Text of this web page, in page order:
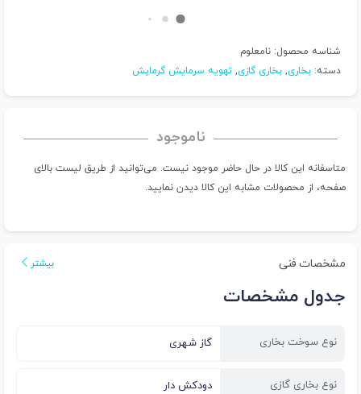
شناسه محصول: نامعلوم
دسته: بخاری, بخاری گازی, تهویه سرمایش گرمایش
ناموجود
متاسفانه این کالا در حال حاضر موجود نیست. می‌توانید از طریق لیست بالای
صفحه، از محصولات مشابه این کالا دیدن نمایید.
مشخصات فنی بیشتر
جدول مشخصات
نوع سوخت بخاری گاز شهری
نوع بخاری گازی دودکش دار